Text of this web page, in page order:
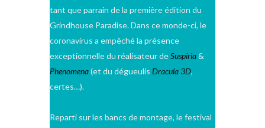
tant que parrain de la première édition du
Grindhouse Paradise. Dans ce monde-ci, le
coronavirus a empêché la présence
exceptionnelle du réalisateur deSuspiria&
Phenomena(et du dégueulis Dracula 3D,
certes…).
Reparti sur les bancs de montage, le festival